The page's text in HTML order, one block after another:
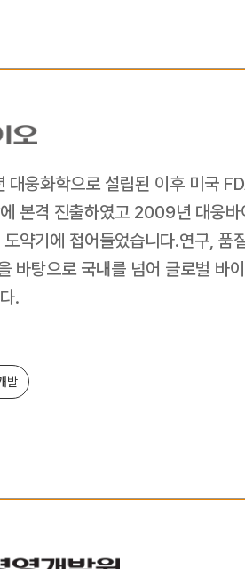
웅화학으로 설립된 이후 미국
본격 진출하였고 2009년 대웅바
약기에 접어들었습니다.연구, 품
탕으로 국내를 넘어 글로벌 바이
.
발